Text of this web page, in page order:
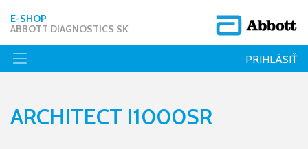
E-SHOP
ABBOTT DIAGNOSTICS SK
PRIHLÁSIŤ
ARCHITECT I1000SR